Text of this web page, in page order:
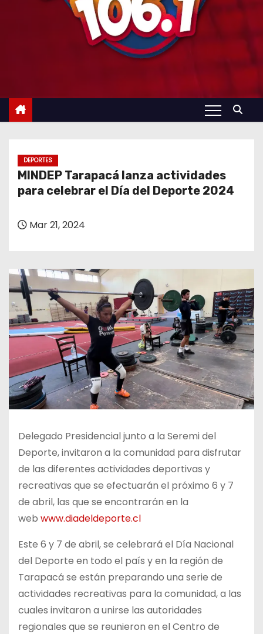
DEPORTES
MINDEP Tarapacá lanza actividades
para celebrar el Día del Deporte 2024
Mar 21, 2024
Delegado Presidencial junto a la Seremi del
Deporte, invitaron a la comunidad para disfrutar
de las diferentes actividades deportivas y
recreativas que se efectuarán el próximo 6 y 7
de abril, las que se encontrarán en la
web www.diadeldeporte.cl
Este 6 y 7 de abril, se celebrará el Día Nacional
del Deporte en todo el país y en la región de
Tarapacá se están preparando una serie de
actividades recreativas para la comunidad, a las
cuales invitaron a unirse las autoridades
regionales que se reunieron en el Centro de